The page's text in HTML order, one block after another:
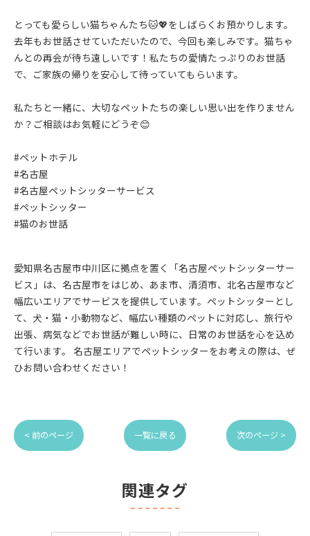
とっても愛らしい猫ちゃんたち🐱💖をしばらくお預かりします。
去年もお世話させていただいたので、今回も楽しみです。猫ちゃ
んとの再会が待ち遠しいです！私たちの愛情たっぷりのお世話
で、ご家族の帰りを安心して待っていてもらいます。
私たちと一緒に、大切なペットたちの楽しい思い出を作りません
か？ご相談はお気軽にどうぞ😊
#ペットホテル
#名古屋
#名古屋ペットシッターサービス
#ペットシッター
#猫のお世話
愛知県名古屋市中川区に拠点を置く「名古屋ペットシッターサー
ビス」は、名古屋市をはじめ、あま市、清須市、北名古屋市など
幅広いエリアでサービスを提供しています。ペットシッターとし
て、犬・猫・小動物など、幅広い種類のペットに対応し、旅行や
出張、病気などでお世話が難しい時に、日常のお世話を心を込め
て行います。 名古屋エリアでペットシッターをお考えの際は、ぜ
ひお問い合わせください！
< 前のページ 一覧に戻る 次のページ >
関連タグ